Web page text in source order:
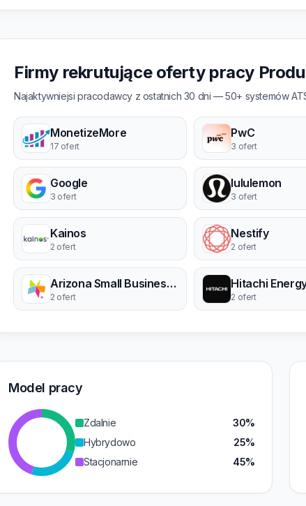
Firmy rekrutujące oferty pracy
Najaktywniejsi pracodawcy z ostatnich 30 dni — 50+ systemów
MonetizeMore
17 ofert
PwC
3 ofert
Google
3 ofert
lululemon
3 ofert
Kainos
2 ofert
Nestify
2 ofert
Arizona Small Business Association - ASBA
2 ofert
Hitachi
2 ofert
Model pracy
Zdalnie
30%
Hybrydowo
25%
Stacjonarnie
45%